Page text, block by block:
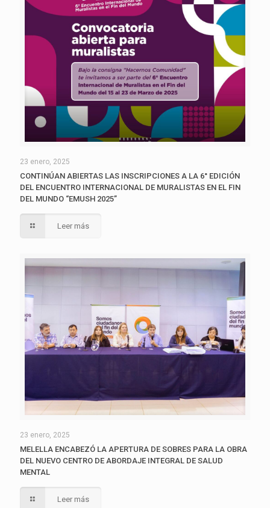
23 enero, 2025
CONTINÚAN ABIERTAS LAS INSCRIPCIONES A LA 6° EDICIÓN
DEL ENCUENTRO INTERNACIONAL DE MURALISTAS EN EL FIN
DEL MUNDO “EMUSH 2025”
Leer más
23 enero, 2025
MELELLA ENCABEZÓ LA APERTURA DE SOBRES PARA LA OBRA
DEL NUEVO CENTRO DE ABORDAJE INTEGRAL DE SALUD
MENTAL
Leer más